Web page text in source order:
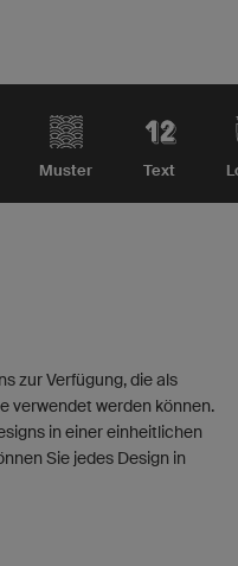
Muster Text
zur Verfügung, die als
verwendet werden können.
in einer einheitlichen
Sie jedes Design in